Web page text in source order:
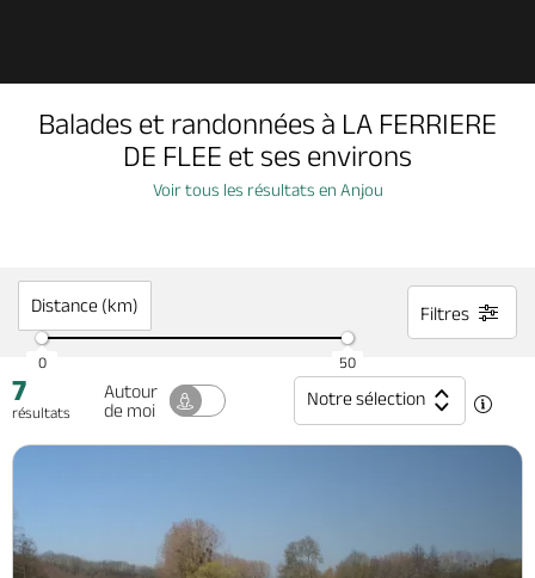
À voir, à faire
Dormir, manger
Séjours, cadeaux
Balades et randonnées à LA FERRIERE
DE FLEE et ses environs
Voir tous les résultats en Anjou
Distance (km)
0 50
Filtres
7
résultats
Autour
de moi
Notre sélection